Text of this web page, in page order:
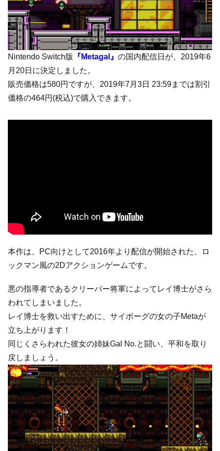
Nintendo Switch版 『Metagal』 の国内配信日が、2019年6
月20日に決定しました。
販売価格は580円ですが、2019年7月3日 23:59までは割引
価格の464円(税込)で購入できます。
本作は、PC向けとして2016年より配信が開始された、ロ
ックマン風の2Dアクションゲームです。
悪の指導者であるクリーパー将軍によってレイ博士がさら
われてしまいました。
レイ博士を救い出すために、サイボーグの女の子Metaが
立ち上がります！
同じくさらわれた彼女の姉妹Gal No.と闘い、平和を取り
戻しましょう。